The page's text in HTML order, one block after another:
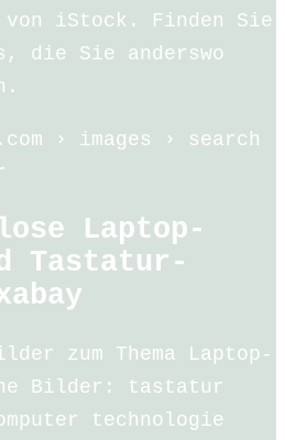
von iStock. Finden Sie
die Sie anderswo
› images › search
Laptop-
Tastatur-
zum Thema Laptop-
Bilder: tastatur
technologie